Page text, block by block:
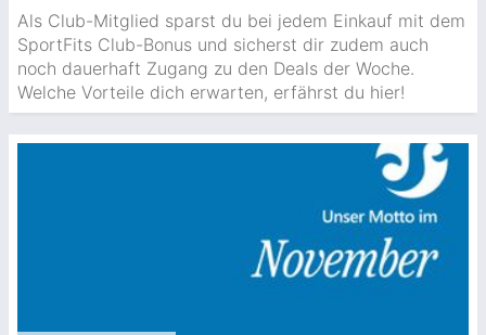
Als Club-Mitglied sparst du bei jedem Einkauf mit dem
SportFits Club-Bonus und sicherst dir zudem auch
noch dauerhaft Zugang zu den Deals der Woche.
Welche Vorteile dich erwarten, erfährst du hier!